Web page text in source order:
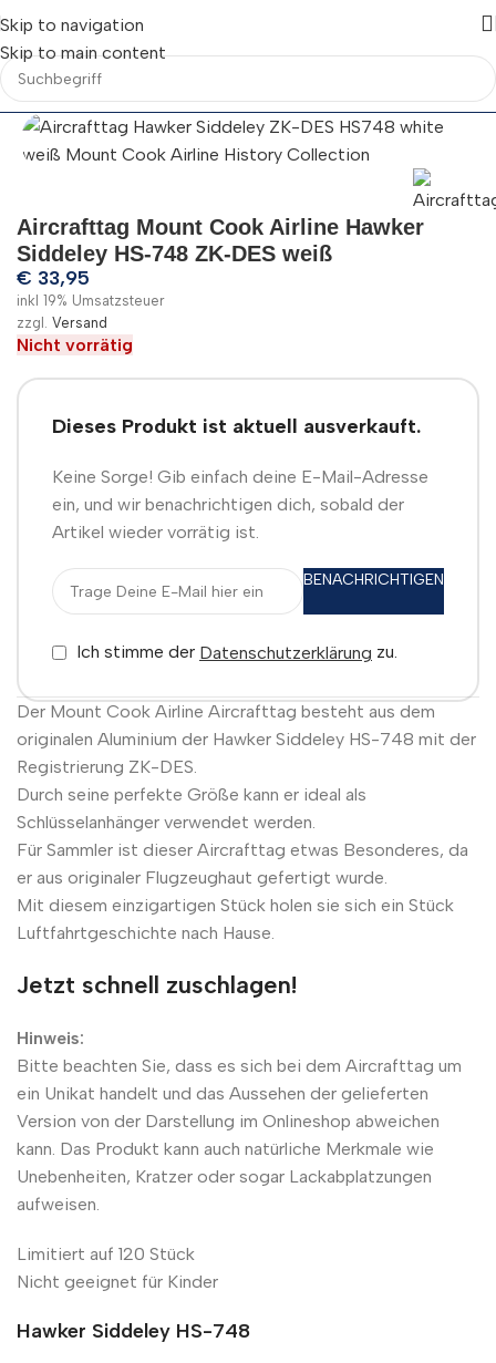
Skip to navigation
Skip to main content
Aircrafttag Mount Cook Airline Hawker
Siddeley HS-748 ZK-DES weiß
€ 33,95
inkl 19% Umsatzsteuer
zzgl. Versand
Nicht vorrätig
Dieses Produkt ist aktuell ausverkauft.
Keine Sorge! Gib einfach deine E-Mail-Adresse
ein, und wir benachrichtigen dich, sobald der
Artikel wieder vorrätig ist.
BENACHRICHTIGEN
Ich stimme der Datenschutzerklärung zu.
Der Mount Cook Airline Aircrafttag besteht aus dem
originalen Aluminium der Hawker Siddeley HS-748 mit der
Registrierung ZK-DES.
Durch seine perfekte Größe kann er ideal als
Schlüsselanhänger verwendet werden.
Für Sammler ist dieser Aircrafttag etwas Besonderes, da
er aus originaler Flugzeughaut gefertigt wurde.
Mit diesem einzigartigen Stück holen sie sich ein Stück
Luftfahrtgeschichte nach Hause.
Jetzt schnell zuschlagen!
Hinweis:
Bitte beachten Sie, dass es sich bei dem Aircrafttag um
ein Unikat handelt und das Aussehen der gelieferten
Version von der Darstellung im Onlineshop abweichen
kann. Das Produkt kann auch natürliche Merkmale wie
Unebenheiten, Kratzer oder sogar Lackabplatzungen
aufweisen.
Limitiert auf 120 Stück
Nicht geeignet für Kinder
Hawker Siddeley HS-748